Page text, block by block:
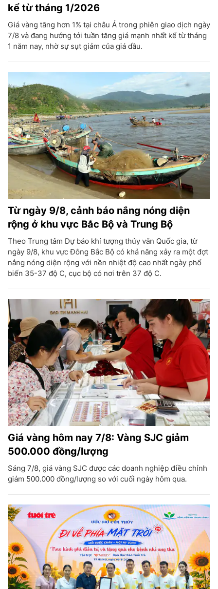
kể từ tháng 1/2026
Giá vàng tăng hơn 1% tại châu Á trong phiên giao dịch ngày
7/8 và đang hướng tới tuần tăng giá mạnh nhất kể từ tháng
1 năm nay, nhờ sự sụt giảm của giá dầu.
Từ ngày 9/8, cảnh báo nắng nóng diện
rộng ở khu vực Bắc Bộ và Trung Bộ
Theo Trung tâm Dự báo khí tượng thủy văn Quốc gia, từ
ngày 9/8, khu vực Đông Bắc Bộ có khả năng xảy ra một đợt
nắng nóng diện rộng với nền nhiệt độ cao nhất ngày phổ
biến 35-37 độ C, cục bộ có nơi trên 37 độ C.
Giá vàng hôm nay 7/8: Vàng SJC giảm
500.000 đồng/lượng
Sáng 7/8, giá vàng SJC được các doanh nghiệp điều chỉnh
giảm 500.000 đồng/lượng so với cuối ngày hôm qua.